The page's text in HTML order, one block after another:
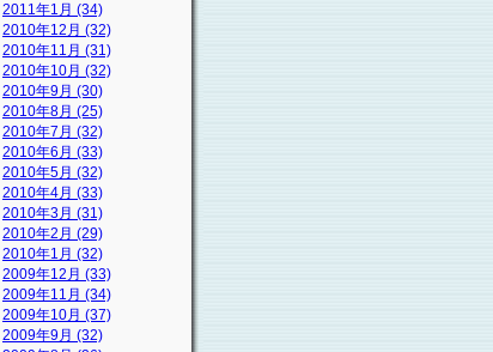
2011年1月 (34)
2010年12月 (32)
2010年11月 (31)
2010年10月 (32)
2010年9月 (30)
2010年8月 (25)
2010年7月 (32)
2010年6月 (33)
2010年5月 (32)
2010年4月 (33)
2010年3月 (31)
2010年2月 (29)
2010年1月 (32)
2009年12月 (33)
2009年11月 (34)
2009年10月 (37)
2009年9月 (32)